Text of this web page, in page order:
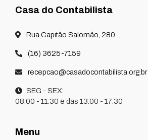
Casa do Contabilista
Rua Capitão Salomão, 280
(16) 3625-7159
recepcao@casadocontabilista.org.br
SEG - SEX:
08:00 - 11:30 e das 13:00 - 17:30
Menu